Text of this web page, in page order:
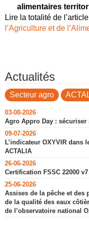
alimentaires
Lire la totalité de
l’Agriculture et de
Actualités
Secteur agro
03-08-2026
Agro Appro Day :
09-07-2026
L’indicateur OXYVIR
ACTALIA
26-06-2026
Certification FSSC 22000
25-06-2026
Assises de la pêche et des
de la qualité des eaux
de l’observatoire national